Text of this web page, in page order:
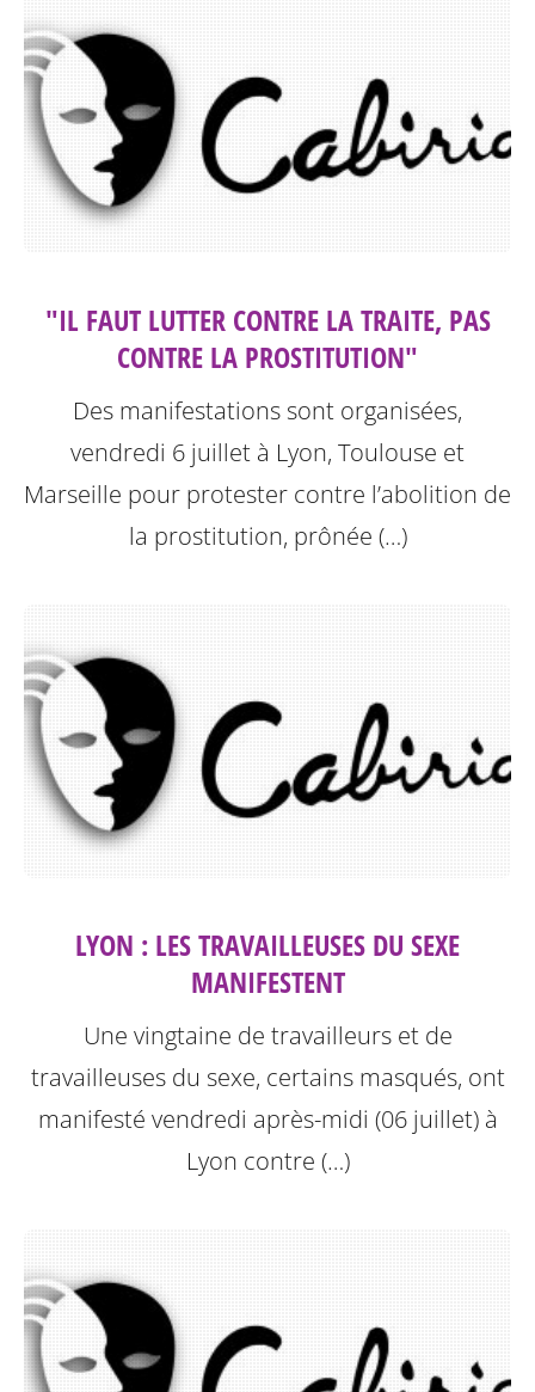
"IL FAUT LUTTER CONTRE LA TRAITE, PAS
CONTRE LA PROSTITUTION"
Des manifestations sont organisées,
vendredi 6 juillet à Lyon, Toulouse et
Marseille pour protester contre l’abolition de
la prostitution, prônée (…)
LYON : LES TRAVAILLEUSES DU SEXE
MANIFESTENT
Une vingtaine de travailleurs et de
travailleuses du sexe, certains masqués, ont
manifesté vendredi après-midi (06 juillet) à
Lyon contre (…)